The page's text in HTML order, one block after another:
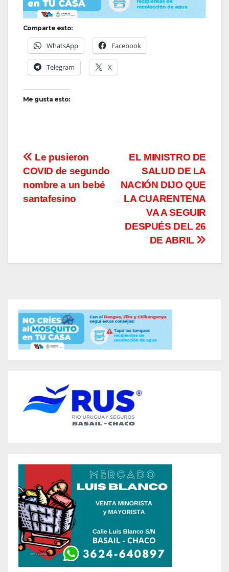
Comparte esto:
WhatsApp Facebook
Telegram X
Me gusta esto:
Navegación
de
entradas
EL MINISTRO DE
SALUD DE LA
NACIÓN DIJO QUE
LA CUARENTENA
VA A SEGUIR
DESPUÉS DEL 26
DE ABRIL
Le pusieron
COVID de segundo
nombre a un bebé
santafesino